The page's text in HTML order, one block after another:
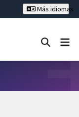
Más idiomas